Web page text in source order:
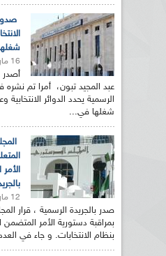
16 مارس 2021
أصدر
عبد المجيد تبون، أمرا تم نشره
الرسمية يحدد الدوائر
شغلها في...
12 مارس 2021
صدر بالجريدة الرسمية ، قرار
بمراقبة دستورية الأمر
بنظام الانتخابات. و جاء في العدد 17 ليوم